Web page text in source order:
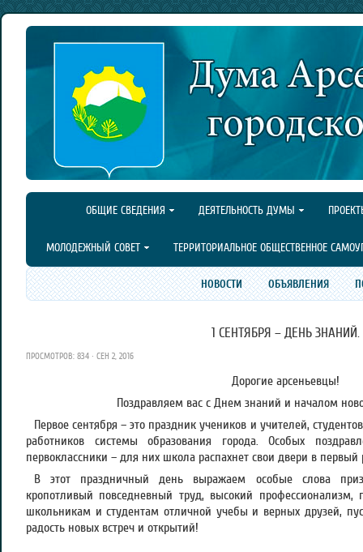
ОБЩИЕ СВЕДЕНИЯ ДЕЯТЕЛЬНОСТЬ ДУМЫ
МОЛОДЕЖНЫЙ СОВЕТ ТЕРРИТОРИАЛЬНОЕ ОБЩЕСТВЕННОЕ
НОВОСТИ ОБЪЯВЛЕНИЯ
1 СЕНТЯБРЯ – ДЕНЬ ЗНАНИЙ.
ПРОСМОТРОВ: 834 · СЕН 2, 2016
Дорогие арсеньевцы!
Поздравляем вас с Днем знаний и началом
Первое сентября – это праздник учеников и учителей,
работников системы образования города. Особых
первоклассники – для них школа распахнет свои двери в первый
В этот праздничный день выражаем особые слова
кропотливый повседневный труд, высокий
школьникам и студентам отличной учебы и верных друзей,
радость новых встреч и открытий!